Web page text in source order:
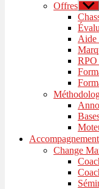
Offres
le
Aide
RPO
Change